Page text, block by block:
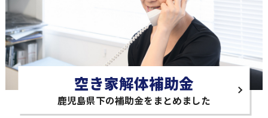
空き家解体補助金
鹿児島県下の補助金をまとめました